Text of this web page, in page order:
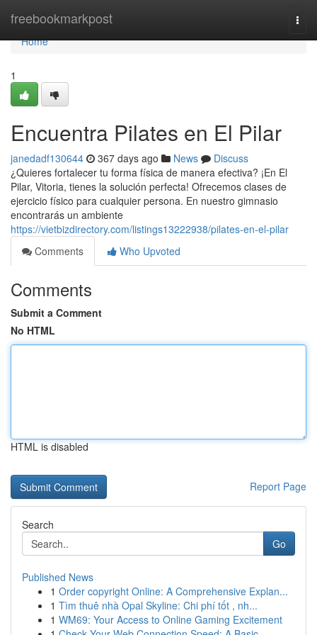
freebookmarkpost
Home
Home
1
Encuentra Pilates en El Pilar
janedadf130644 367 days ago News
Discuss
¿Quieres fortalecer tu forma física de manera efectiva? ¡En El
Pilar, Vitoria, tienes la solución perfecta! Ofrecemos clases de
ejercicio físico para cualquier persona. En nuestro gimnasio
encontrarás un ambiente
https://vietbizdirectory.com/listings13222938/pilates-en-el-pilar
Comments
Who Upvoted
Comments
Submit a Comment
No HTML
HTML is disabled
Report Page
Search
Go
Published News
1 Order copyright Online: A Comprehensive Explan...
1 Tìm thuê nhà Opal Skyline: Chi phí tốt , nh...
1 WM69: Your Access to Online Gaming Excitement